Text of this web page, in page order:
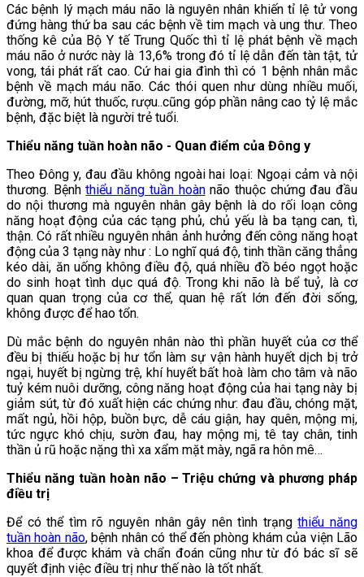
Các bệnh lý mạch máu não là nguyên nhân khiến tỉ lệ tử vong
đứng hàng thứ ba sau các bệnh về tim mạch và ung thư. Theo
thống kê của Bộ Y tế Trung Quốc thì tỉ lệ phát bệnh về mạch
máu não ở nước này là 13,6% trong đó tỉ lệ dẫn đến tàn tật, tử
vong, tái phát rất cao. Cứ hai gia đình thì có 1 bệnh nhân mắc
bệnh về mạch máu não. Các thói quen như dùng nhiều muối,
đường, mỡ, hút thuốc, rượu..cũng góp phần nâng cao tỷ lệ mắc
bệnh, đặc biệt là người trẻ tuổi.
Thiểu năng tuần hoàn não - Quan điểm của Đông y
Theo Đông y, đau đầu không ngoài hai loại: Ngoại cảm và nội
thương. Bệnhthiểu năng tuần hoànnão thuộc chứng đau đầu
do nội thương mà nguyên nhân gây bệnh là do rối loạn công
năng hoạt động của các tạng phủ, chủ yếu là ba tạng can, tì,
thận. Có rất nhiều nguyên nhân ảnh hưởng đến công năng hoạt
động của 3 tạng này như : Lo nghĩ quá độ, tinh thần căng thẳng
kéo dài, ăn uống không điều độ, quá nhiều đồ béo ngọt hoặc
do sinh hoạt tình dục quá độ. Trong khi não là bể tuỷ, là cơ
quan quan trọng của cơ thể, quan hệ rất lớn đến đời sống,
không được để hao tổn.
Dù mắc bệnh do nguyên nhân nào thì phần huyết của cơ thể
đều bị thiếu hoặc bị hư tổn làm sự vận hành huyết dịch bị trở
ngại, huyết bị ngừng trệ, khí huyết bất hoà làm cho tâm và não
tuỷ kém nuôi dưỡng, công năng hoạt động của hai tạng này bị
giảm sút, từ đó xuất hiện các chứng như: đau đầu, chóng mặt,
mất ngủ, hồi hộp, buồn bực, dễ cáu giận, hay quên, mộng mị,
tức ngực khó chịu, sườn đau, hay mộng mị, tê tay chân, tinh
thần ủ rũ hoặc nặng thì xa xẩm mặt mày, ngã ra hôn mê…
Thiểu năng tuần hoàn não – Triệu chứng và phương pháp
điều trị
Để có thể tìm rõ nguyên nhân gây nên tình trạngthiểu năng
tuần hoàn não, bệnh nhân có thể đến phòng khám của viện Lão
khoa để được khám và chẩn đoán cũng như từ đó bác sĩ sẽ
quyết định việc điều trị như thế nào là tốt nhất.